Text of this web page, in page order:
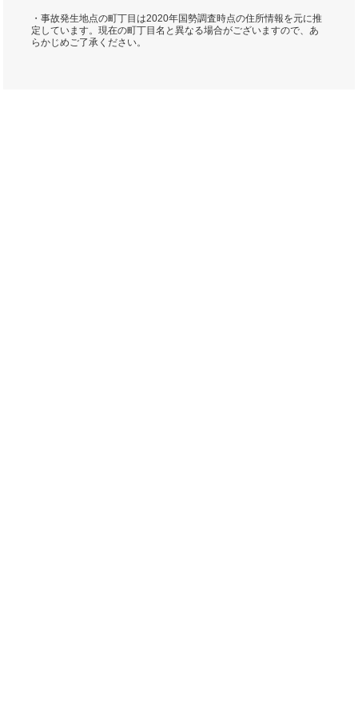
・事故発生地点の町丁目は2020年国勢調査時点の住所情報を元に推
定しています。現在の町丁目名と異なる場合がございますので、あ
らかじめご了承ください。